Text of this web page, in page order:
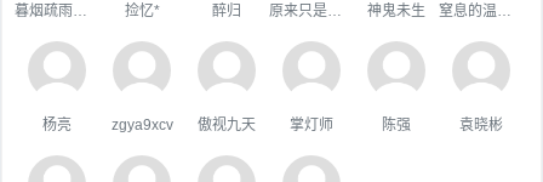
捡忆* 醉归 神鬼未生
杨亮 zgya9xcv 傲视九天 掌灯师 陈强 袁晓彬